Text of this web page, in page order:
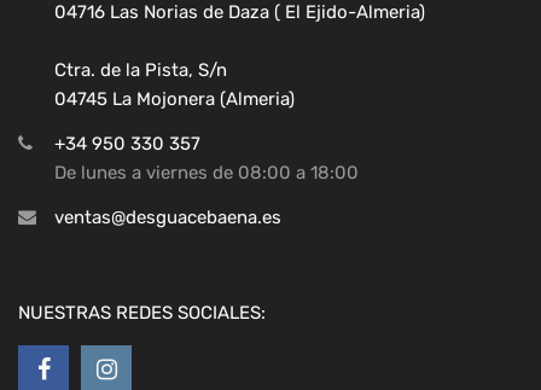
04716 Las Norias de Daza ( El Ejido-Almeria)
Ctra. de la Pista, S/n
04745 La Mojonera (Almeria)
+34 950 330 357
De lunes a viernes de 08:00 a 18:00
ventas@desguacebaena.es
NUESTRAS REDES SOCIALES: